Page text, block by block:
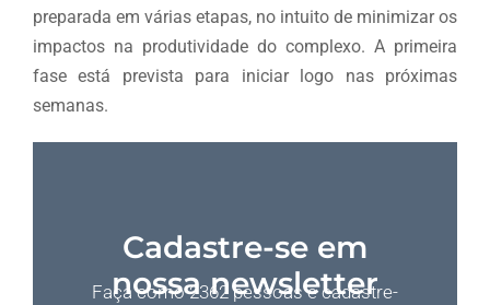
preparada em várias etapas, no intuito de minimizar os
impactos na produtividade do complexo. A primeira
fase está prevista para iniciar logo nas próximas
semanas.
Cadastre-se em
nossa newsletter
Faça como 2362 pessoas e cadastre-